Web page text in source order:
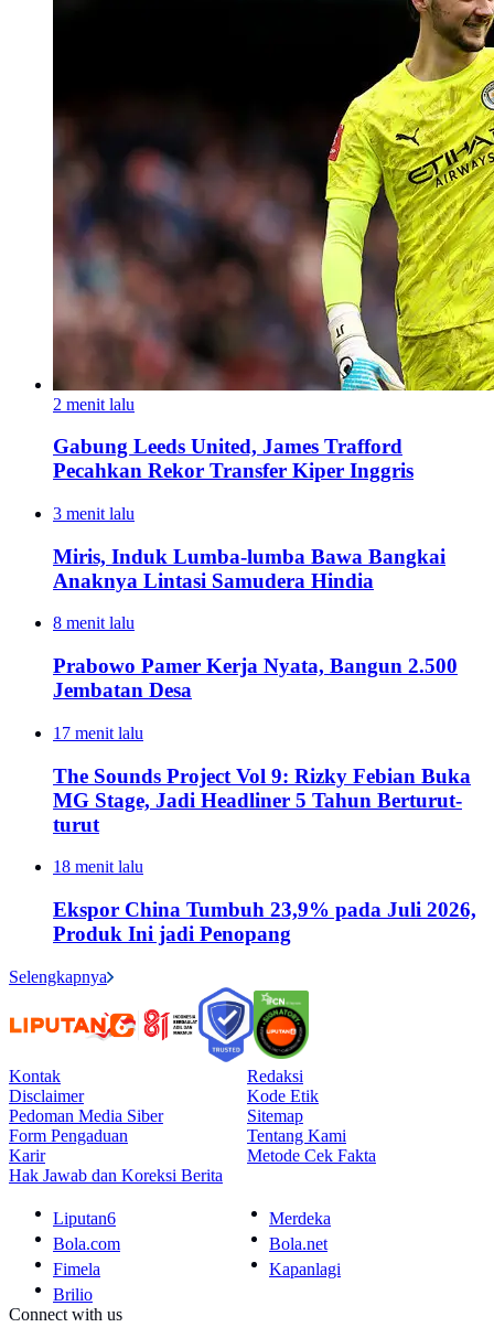
2 menit lalu
Gabung Leeds United, James Trafford
Pecahkan Rekor Transfer Kiper Inggris
3 menit lalu
Miris, Induk Lumba-lumba Bawa Bangkai
Anaknya Lintasi Samudera Hindia
8 menit lalu
Prabowo Pamer Kerja Nyata, Bangun 2.500
Jembatan Desa
17 menit lalu
The Sounds Project Vol 9: Rizky Febian Buka
MG Stage, Jadi Headliner 5 Tahun Berturut-
turut
18 menit lalu
Ekspor China Tumbuh 23,9% pada Juli 2026,
Produk Ini jadi Penopang
Selengkapnya
Kontak
Redaksi
Disclaimer
Kode Etik
Pedoman Media Siber
Sitemap
Form Pengaduan
Tentang Kami
Karir
Metode Cek Fakta
Hak Jawab dan Koreksi Berita
Liputan6
Merdeka
Bola.com
Bola.net
Fimela
Kapanlagi
Brilio
Connect with us